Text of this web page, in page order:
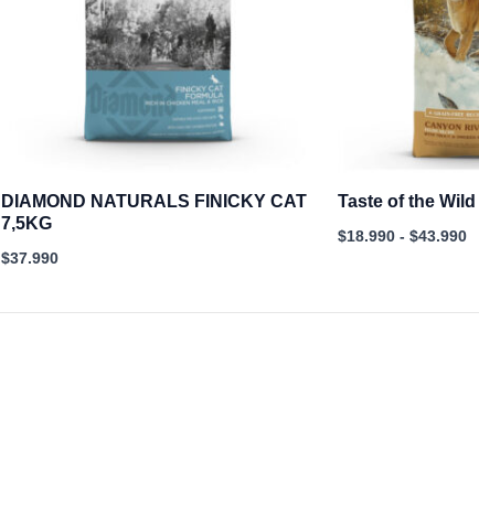
DIAMOND NATURALS FINICKY CAT
7,5KG
$37.990
Taste of the
$18.990 - $43.990